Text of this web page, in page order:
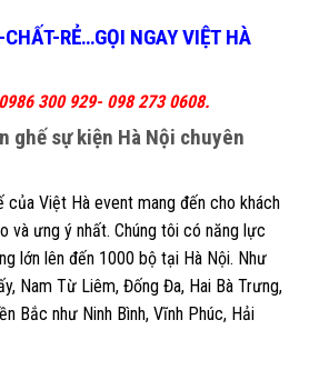
RẺ…GỌI NGAY VIỆT HÀ
300 929- 098 273 0608.
ghế sự kiện Hà Nội chuyên
của Việt Hà event mang đến cho khách
và ưng ý nhất. Chúng tôi có năng lực
lớn lên đến 1000 bộ tại Hà Nội. Như
Nam Từ Liêm, Đống Đa, Hai Bà Trưng,
Bắc như Ninh Bình, Vĩnh Phúc, Hải